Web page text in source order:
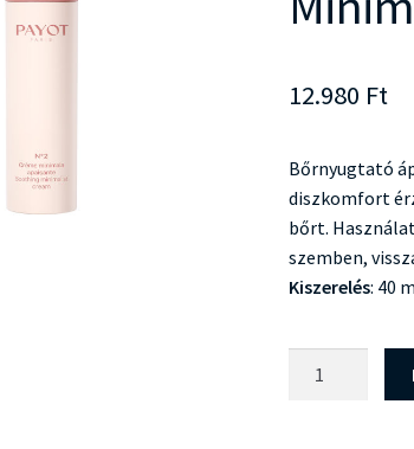
12.980 Ft
Bőrnyugtató
diszkomfort
bőrt.
szemben,
Kiszerelés: 40